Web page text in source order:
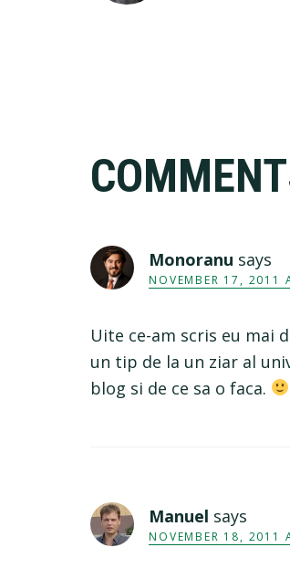
Monoranu says
NOVEMBER 17, 2011
Uite ce-am scris eu mai
un tip de la un ziar al
blog si de ce sa o faca.
Manuel says
NOVEMBER 18, 2011